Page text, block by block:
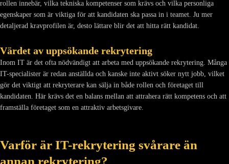
rollen innebär, vilka tekniska kompetenser som krävs och vilka personliga
egenskaper som är viktiga för att kandidaten ska passa in i teamet. Ju mer
detaljerad kravprofilen är, desto lättare blir det att hitta rätt kandidat.
Värdet av uppsökande rekrytering
Inom IT är det ofta nödvändigt att arbeta med uppsökande rekrytering. Många
IT-specialister är redan anställda och kanske inte aktivt söker nytt jobb, vilket
gör det viktigt att rekryterare kan sälja in både rollen och företaget till
kandidaten. Här krävs det en balans mellan att attrahera rätt kompetens och att
framställa företaget som en attraktiv arbetsgivare.
Varför är IT-rekrytering svårare än